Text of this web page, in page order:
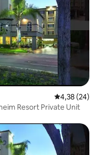
Évaluation
4,38 (24)
Resort Private Unit